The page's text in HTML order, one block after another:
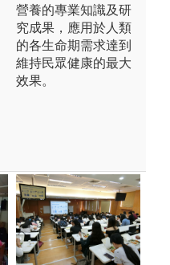
營養的專業知識及研
究成果，應用於人類
的各生命期需求達到
維持民眾健康的最大
效果。